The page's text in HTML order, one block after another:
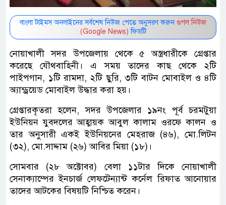
বাংলা টাইমস অনলাইনের সর্বশেষ নিউজ পেতে অনুসরণ করুন গুগল নিউজ
(Google News) ফিডটি
নোয়াখালী সদর উপজেলায় থেকে ৫ অস্ত্রধারীকে গ্রেপ্তার
করেছে যৌথবাহিনী। এ সময় তাদের কাছ থেকে ২টি
পাইপগান, ১টি রামদা, ২টি ছুরি, ৩টি বাটন মোবাইল ও ৪টি
অ্যান্ড্রয়েড মোবাইল উদ্ধার করা হয়।
গ্রেপ্তারকৃতরা হলেন, সদর উপজেলার ১৯নং পূর্ব চরমটুয়া
ইউনিয়ন যুবদলের আহ্বায়ক আবুল কালাম ওরফে কালন ও
তার অনুসারী একই ইউনিয়নের মেহরাজ (৪৬), মো.লিটন
(৩২), মো.সাদ্দাম (২৬) আবির মিয়া (১৮)।
সোমবার (২৮ অক্টোবর) বেলা ১১টার দিকে নোয়াখালী
সেনাক্যাম্পের ইনচার্জ লেফটেন্যান্ট কর্নেল রিফাত আনোয়ার
তাদের আটকের বিষয়টি নিশ্চিত করেন।